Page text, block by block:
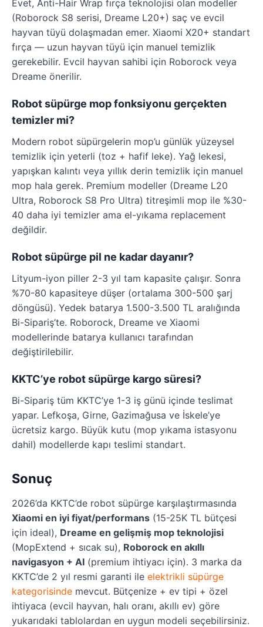
Evet, Anti-Hair Wrap fırça teknolojisi olan modeller
(Roborock S8 serisi, Dreame L20+) saç ve evcil
hayvan tüyü dolaşmadan emer. Xiaomi X20+ standart
fırça — uzun hayvan tüyü için manuel temizlik
gerekebilir. Evcil hayvan sahibi için Roborock veya
Dreame önerilir.
Robot süpürge mop fonksiyonu gerçekten
temizler mi?
Modern robot süpürgelerin mop’u günlük yüzeysel
temizlik için yeterli (toz + hafif leke). Yağ lekesi,
yapışkan kalıntı veya yıllık derin temizlik için manuel
mop hala gerek. Premium modeller (Dreame L20
Ultra, Roborock S8 Pro Ultra) titreşimli mop ile %30-
40 daha iyi temizler ama el-yıkama replacement
değildir.
Robot süpürge pil ne kadar dayanır?
Lityum-iyon piller 2-3 yıl tam kapasite çalışır. Sonra
%70-80 kapasiteye düşer (ortalama 300-500 şarj
döngüsü). Yedek batarya 1.500-3.500 TL aralığında
Bi-Sipariş’te. Roborock, Dreame ve Xiaomi
modellerinde batarya kullanıcı tarafından
değiştirilebilir.
KKTC’ye robot süpürge kargo süresi?
Bi-Sipariş tüm KKTC’ye 1-3 iş günü içinde teslimat
yapar. Lefkoşa, Girne, Gazimağusa ve İskele’ye
ücretsiz kargo. Büyük kutu (mop yıkama istasyonu
dahil) modellerde kapı teslimi standart.
Sonuç
2026’da KKTC’de robot süpürge karşılaştırmasında
Xiaomi en iyi fiyat/performans (15-25K TL bütçesi
için ideal), Dreame en gelişmiş mop teknolojisi
(MopExtend + sıcak su), Roborock en akıllı
navigasyon + AI (premium ihtiyacı için). 3 marka da
KKTC’de 2 yıl resmi garanti ile elektrikli süpürge
kategorisinde mevcut. Bütçenize + ev tipi + özel
ihtiyaca (evcil hayvan, halı oranı, akıllı ev) göre
yukarıdaki tablolardan en uygun modeli seçebilirsiniz.